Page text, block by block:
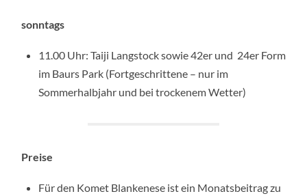
sonntags
11.00 Uhr: Taiji Langstock sowie 42er und 24er Form
im Baurs Park (Fortgeschrittene – nur im
Sommerhalbjahr und bei trockenem Wetter)
Preise
Für den Komet Blankenese ist ein Monatsbeitrag zu